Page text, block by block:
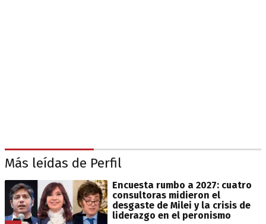
Más leídas de Perfil
Encuesta rumbo a 2027: cuatro
consultoras midieron el
desgaste de Milei y la crisis de
liderazgo en el peronismo